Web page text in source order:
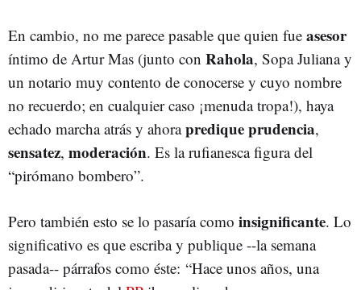
En cambio, no me parece pasable que quien fue asesor
íntimo de Artur Mas (junto con Rahola, Sopa Juliana y
un notario muy contento de conocerse y cuyo nombre
no recuerdo; en cualquier caso ¡menuda tropa!), haya
echado marcha atrás y ahoraprediqueprudencia,
sensatez, moderación. Es la rufianesca figura del
“pirómano bombero”.
Pero también esto se lo pasaría como insignificante. Lo
significativo es que escriba y publique --la semana
pasada-- párrafos como éste: “Hace unos años, una